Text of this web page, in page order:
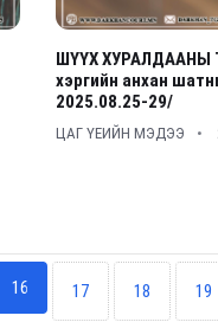
ШҮҮХ ХУРАЛДААНЫ
хэргийн анхан
2025.08.25-29/
ЦАГ ҮЕИЙН МЭДЭЭ
16 17 18 19